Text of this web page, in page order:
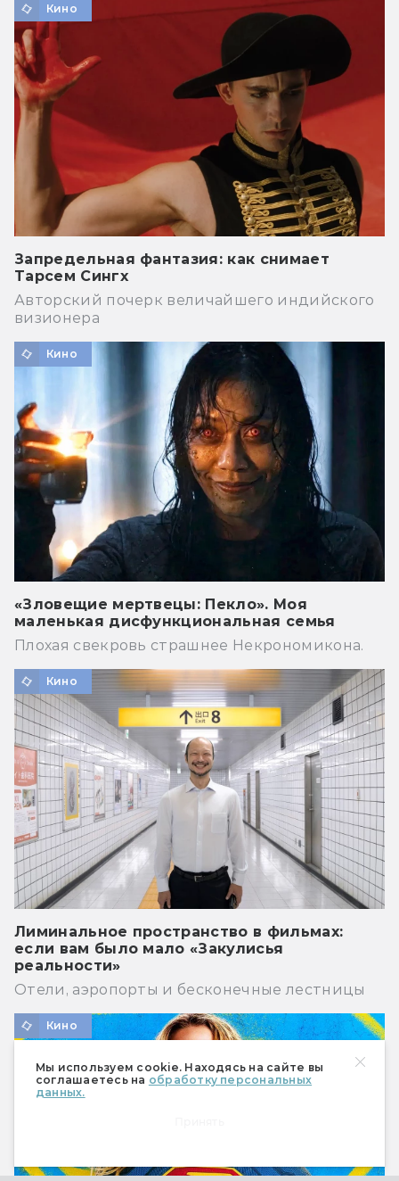
Мы используем cookie. Находясь на сайте вы
соглашаетесь на обработку персональных
данных.
Кино
Запредельная фантазия: как снимает
Тарсем Сингх
Авторский почерк величайшего индийского
визионера
Кино
«Зловещие мертвецы: Пекло». Моя
маленькая дисфункциональная семья
Плохая свекровь страшнее Некрономикона.
Кино
Лиминальное пространство в фильмах:
если вам было мало «Закулисья
реальности»
Отели, аэропорты и бесконечные лестницы
Кино